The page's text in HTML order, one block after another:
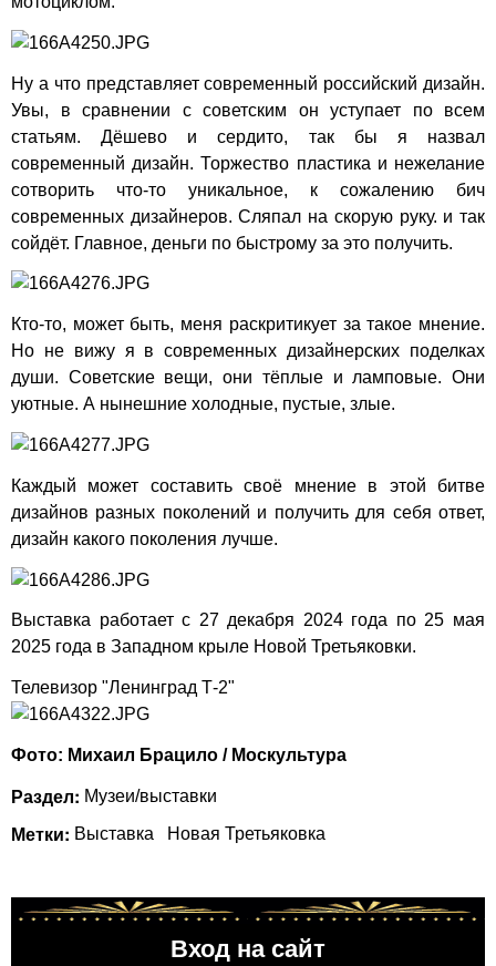
Ну а что представляет современный российский дизайн.
Увы, в сравнении с советским он уступает по всем
статьям. Дёшево и сердито, так бы я назвал
современный дизайн. Торжество пластика и нежелание
сотворить что-то уникальное, к сожалению бич
современных дизайнеров. Сляпал на скорую руку. и так
сойдёт. Главное, деньги по быстрому за это получить.
Кто-то, может быть, меня раскритикует за такое мнение.
Но не вижу я в современных дизайнерских поделках
души. Советские вещи, они тёплые и ламповые. Они
уютные. А нынешние холодные, пустые, злые.
Каждый может составить своё мнение в этой битве
дизайнов разных поколений и получить для себя ответ,
дизайн какого поколения лучше.
Выставка работает с 27 декабря 2024 года по 25 мая
2025 года в Западном крыле Новой Третьяковки.
Телевизор "Ленинград Т-2"
Фото: Михаил Брацило / Москультура
Раздел: Музеи/выставки
Метки: Выставка Новая Третьяковка
Вход на сайт